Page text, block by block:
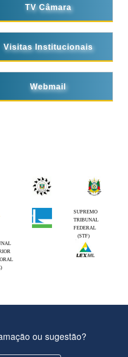
TV Câmara
Visitas Institucionais
Webmail
SUPREMO
TRIBUNAL
FEDERAL
(STF)
ou sugestão?